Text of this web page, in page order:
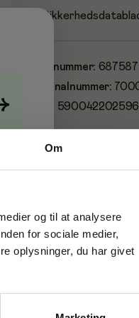
Om
og til at analysere
for sociale medier,
oplysninger, du har givet
Varenummer: 687587
Originalnummer:
Spredningstilstand
Brugsegnet